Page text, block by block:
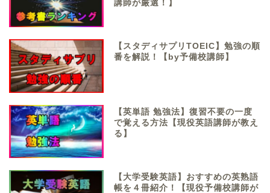
講師が厳選！】
【スタディサプリTOEIC】勉強の順
番を解説！【by予備校講師】
【英単語 勉強法】復習不要の一度
で覚える方法【現役英語講師が教え
る】
【大学受験英語】おすすめの英熟語
帳を４冊紹介！【現役予備校講師が